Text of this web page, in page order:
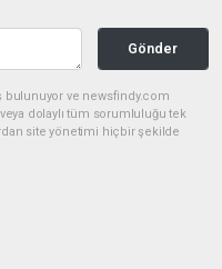
Gönder
bulunuyor ve newsfindy.com
dolaylı tüm sorumluluğu tek
site yönetimi hiçbir şekilde